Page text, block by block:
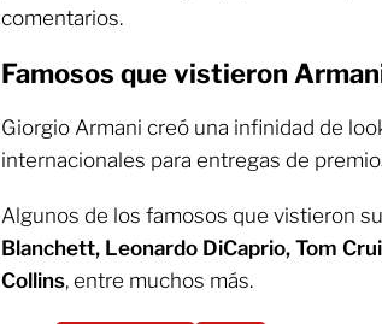
comentarios.
Famosos que vistieron
Giorgio Armani creó una infinidad de
internacionales para entregas de
Algunos de los famosos que vistieron
Blanchett, Leonardo DiCaprio, Tom
Collins, entre muchos más.